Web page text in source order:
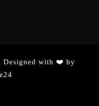
Designed with ❤️ by